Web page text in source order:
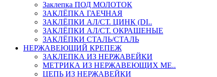
Заклепка ПОД МОЛОТОК
ЗАКЛЁПКА ГАЕЧНАЯ
ЗАКЛЁПКИ АЛ/СТ. ЦИНК (DI..
ЗАКЛЁПКИ АЛ/СТ. ОКРАШЕНЫЕ
ЗАКЛЁПКИ СТАЛЬ/СТАЛЬ
НЕРЖАВЕЮЩИЙ КРЕПЕЖ
ЗАКЛЕПКА ИЗ НЕРЖАВЕЙКИ
МЕТРИКА ИЗ НЕРЖАВЕЮЩИХ МЕ..
ЦЕПЬ ИЗ НЕРЖАВЕЙКИ